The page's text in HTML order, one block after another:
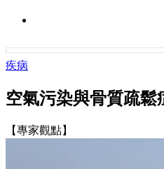
疾病
空氣污染與骨質疏鬆
【專家觀點】